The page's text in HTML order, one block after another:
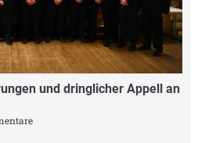
und dringlicher Appell an